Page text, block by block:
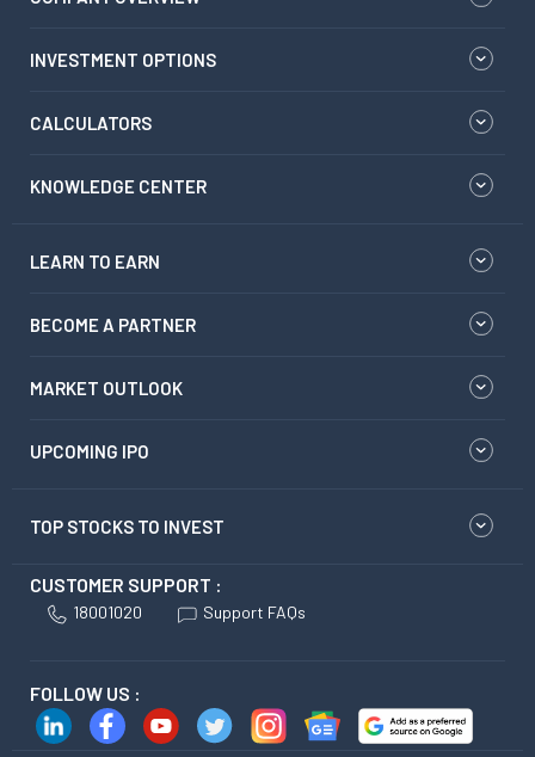
INVESTMENT OPTIONS
CALCULATORS
KNOWLEDGE CENTER
LEARN TO EARN
BECOME A PARTNER
MARKET OUTLOOK
UPCOMING IPO
TOP STOCKS TO INVEST
CUSTOMER SUPPORT :
18001020 Support FAQs
FOLLOW US :